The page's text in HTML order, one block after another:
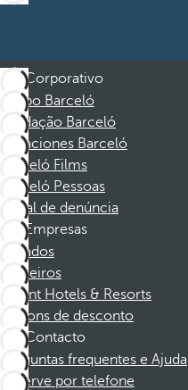
Corporativo
Grupo Barceló
Fundação Barceló
Vacaciones Barceló
Barceló Films
Barceló Pessoas
Canal de denúncia
Empresas
Afiliados
Parceiros
Dorint Hotels & Resorts
Cupons de desconto
Contacto
Perguntas frequentes e Ajuda
Reserve por telefone